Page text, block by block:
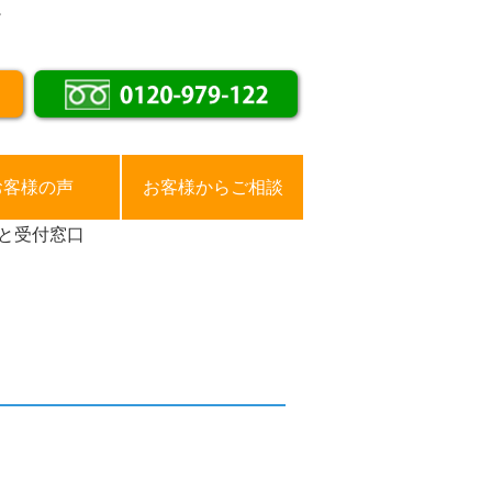
客様の声 お客様からご相談
受付窓口